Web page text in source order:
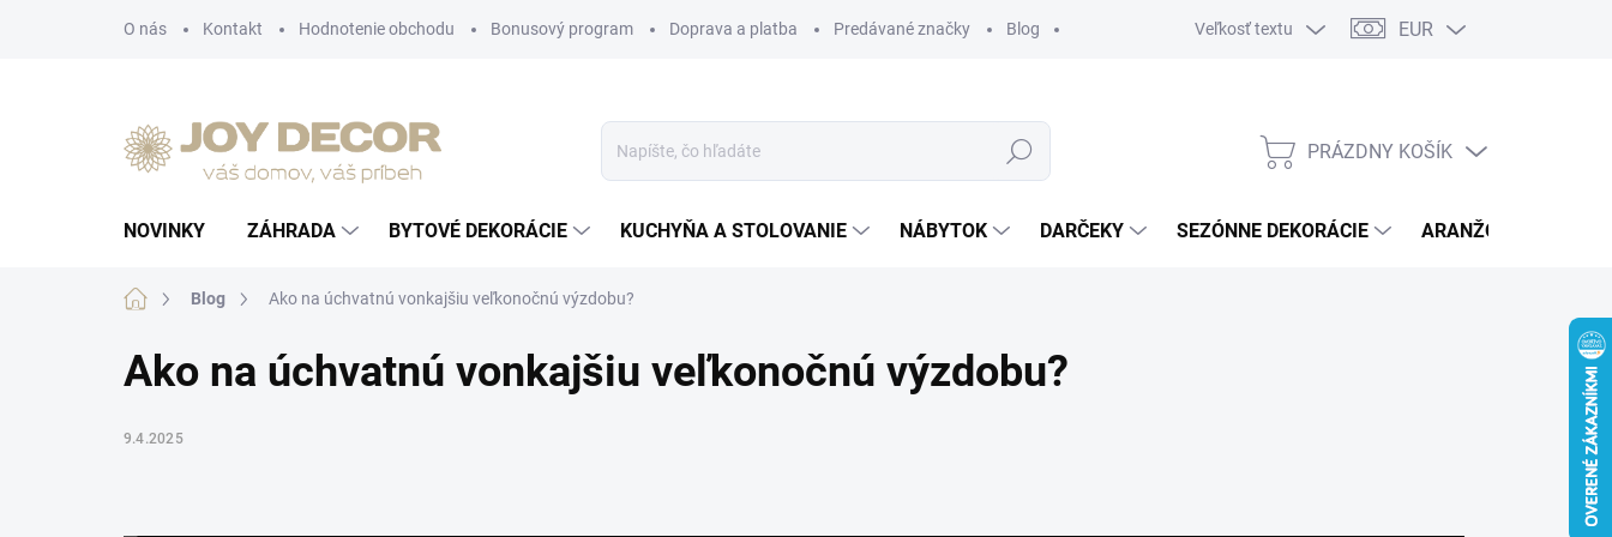
O nás Kontakt Hodnotenie obchodu Bonusový program Doprava a platba Predávané značky Blog Veľkosť textu EUR
Hľadať
NÁKUPNÝ
PRÁZDNY KOŠÍK
NOVINKY ZÁHRADA BYTOVÉ DEKORÁCIE KUCHYŇA A STOLOVANIE NÁBYTOK DARČEKY SEZÓNNE DEKORÁCIE ARANŽOVACÍ
DomovBlog Ako na úchvatnú vonkajšiu veľkonočnú výzdobu?
Ako na úchvatnú vonkajšiu veľkonočnú výzdobu?
9.4.2025